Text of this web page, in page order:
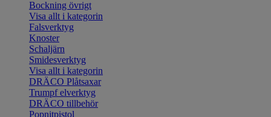
Bockning övrigt
Visa allt i kategorin
Falsverktyg
Knoster
Schaljärn
Smidesverktyg
Visa allt i kategorin
DRÄCO Plåtsaxar
Trumpf elverktyg
DRÄCO tillbehör
Popnitpistol